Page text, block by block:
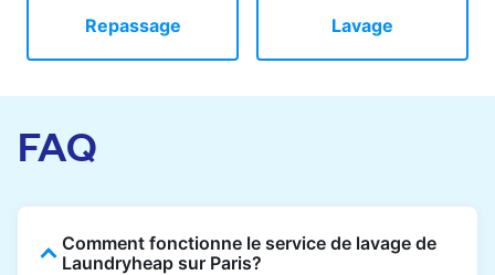
Repassage Lavage
FAQ
Comment fonctionne le service de lavage de
Laundryheap sur Paris?